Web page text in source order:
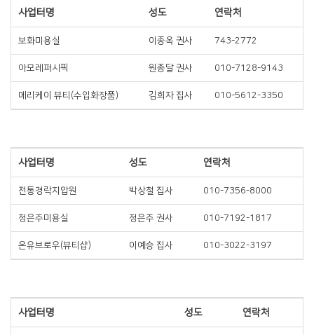
사업터명 성도 연락처
보화미용실 이종옥 권사 743-2772
아모레퍼시픽 원종달 권사 010-7128-9143
메리케이 뷰티(수입화장품) 김희자 집사 010-5612-3350
사업터명 성도 연락처
전통경락지압원 박상철 집사 010-7356-8000
정은주미용실 정은주 권사 010-7192-1817
온유브로우(뷰티샵) 이예승 집사 010-3022-3197
사업터명 성도 연락처